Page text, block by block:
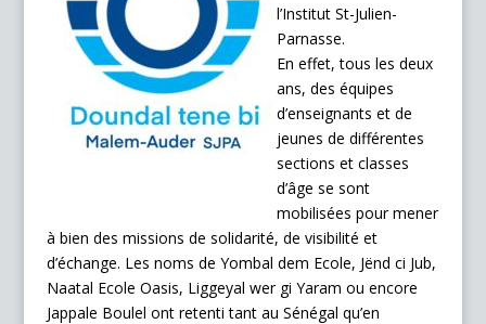
l’Institut St-Julien-
Parnasse.
En effet, tous les deux
ans, des équipes
d’enseignants et de
jeunes de différentes
sections et classes
d’âge se sont
mobilisées pour mener
à bien des missions de solidarité, de visibilité et
d’échange. Les noms de Yombal dem Ecole, Jënd ci Jub,
Naatal Ecole Oasis, Liggeyal wer gi Yaram ou encore
Jappale Boulel ont retenti tant au Sénégal qu’en